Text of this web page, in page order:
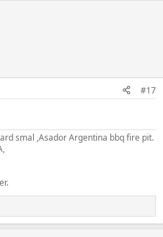
#17
smal ,Asador Argentina bbq fire pit.